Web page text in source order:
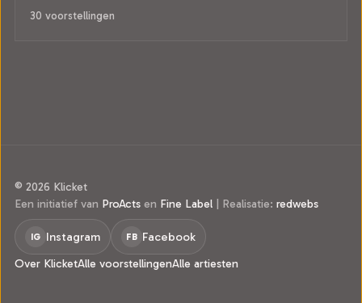
30 voorstellingen
© 2026 Klicket
Een initiatief van ProActs en Fine Label | Realisatie: redwebs
IG Instagram FB Facebook
Over KlicketAlle voorstellingenAlle artiesten